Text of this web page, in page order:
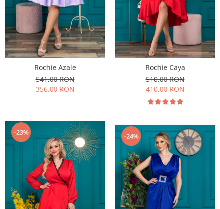
Rochie Azale
541,00 RON
356,00 RON
Rochie Caya
510,00 RON
410,00 RON
-23% -24%